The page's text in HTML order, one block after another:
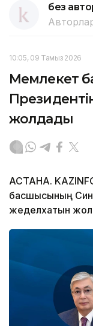
без
10:05, 09 Тамыз 2026
Мемлекет
жолдады
АСТАНА.
басшысының
жеделхатын